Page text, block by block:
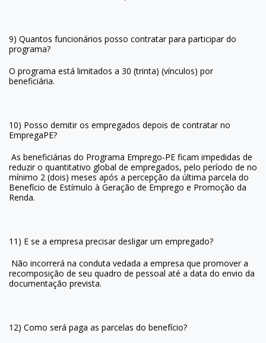
9) Quantos funcionários posso contratar para participar do
programa?
O programa está limitados a 30 (trinta) (vínculos) por
beneficiária.
10) Posso demitir os empregados depois de contratar no
EmpregaPE?
As beneficiárias do Programa Emprego-PE ficam impedidas de
reduzir o quantitativo global de empregados, pelo período de no
mínimo 2 (dois) meses após a percepção da última parcela do
Benefício de Estímulo à Geração de Emprego e Promoção da
Renda.
11) E se a empresa precisar desligar um empregado?
Não incorrerá na conduta vedada a empresa que promover a
recomposição de seu quadro de pessoal até a data do envio da
documentação prevista.
12) Como será paga as parcelas do benefício?